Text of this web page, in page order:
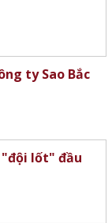
ty Sao Bắc
"đội lốt" đầu